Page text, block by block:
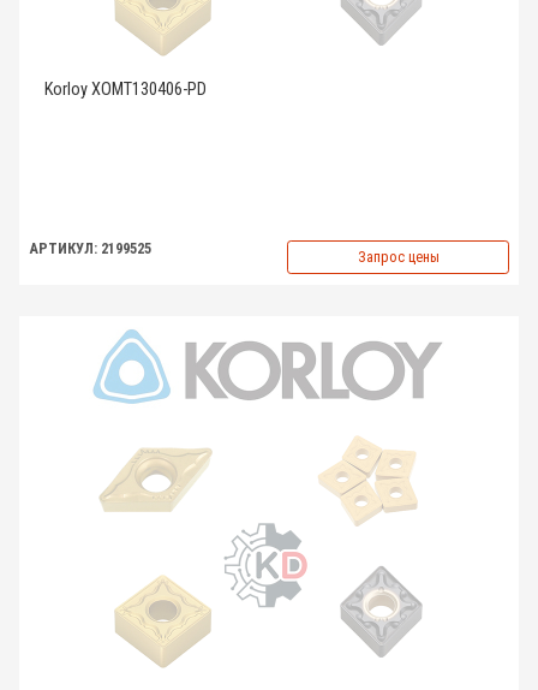
Korloy XOMT130406-PD
АРТИКУЛ: 2199525 Запрос цены